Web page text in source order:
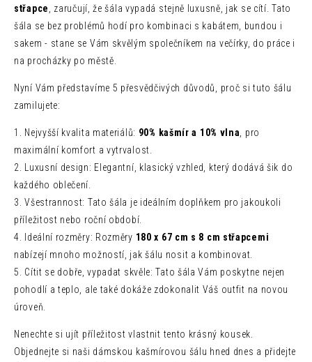
střapce
, zaručují, že šála vypadá stejně luxusně, jak se cítí. Tato
šála se bez problémů hodí pro kombinaci s kabátem, bundou i
sakem - stane se Vám skvělým společníkem na večírky, do práce i
na procházky po městě.
Nyní Vám představíme 5 přesvědčivých důvodů, proč si tuto šálu
zamilujete:
1. Nejvyšší kvalita materiálů: 90% kašmír a 10% vlna , pro
maximální komfort a vytrvalost.
2. Luxusní design: Elegantní, klasický vzhled, který dodává šik do
každého oblečení.
3. Všestrannost: Tato šála je ideálním doplňkem pro jakoukoli
příležitost nebo roční období.
4. Ideální rozměry: Rozměry 180 x 67 cm s 8 cm střapcemi
nabízejí mnoho možností, jak šálu nosit a kombinovat.
5. Cítit se dobře, vypadat skvěle: Tato šála Vám poskytne nejen
pohodlí a teplo, ale také dokáže zdokonalit Váš outfit na novou
úroveň.
Nenechte si ujít příležitost vlastnit tento krásný kousek.
Objednejte si naši dámskou kašmírovou šálu hned dnes a přidejte